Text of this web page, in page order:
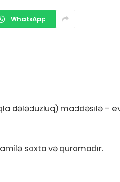
WhatsApp
dələduzluq) maddəsilə –
saxta və quramadır.